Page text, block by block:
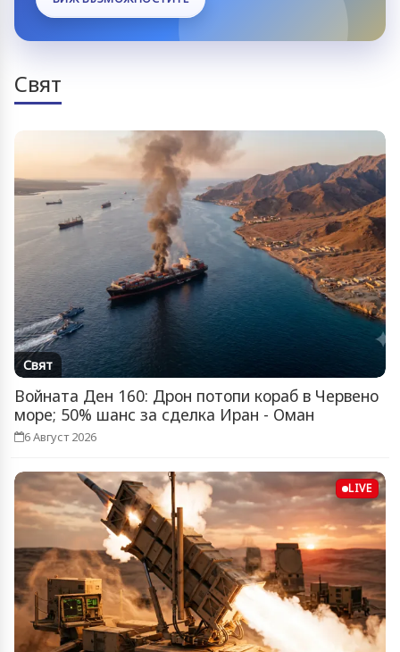
Свят
Свят
Войната Ден 160: Дрон потопи кораб в Червено
море; 50% шанс за сделка Иран - Оман
6 Август 2026
LIVE